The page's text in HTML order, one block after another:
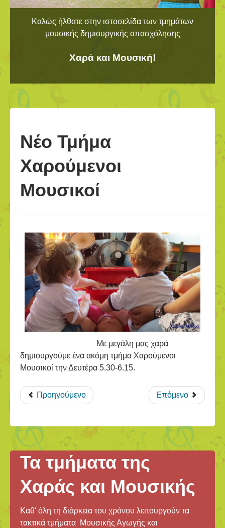
Καλώς ήλθατε στην ιστοσελίδα των τμημάτων
μουσικής δημιουργικής απασχόλησης
Χαρά και Μουσική!
Νέο Τμήμα
Χαρούμενοι
Μουσικοί
Με μεγάλη μας χαρά
δημιουργούμε ένα ακόμη τμήμα Χαρούμενοι
Μουσικοί την Δευτέρα 5.30-6.15.
Προηγούμενο Επόμενο
Τα τμήματα της
Χαράς και Μουσικής
Καθ' όλη τη διάρκεια του χρόνου λειτουργούν τα
τακτικά τμήματα Μουσικής Αγωγής και